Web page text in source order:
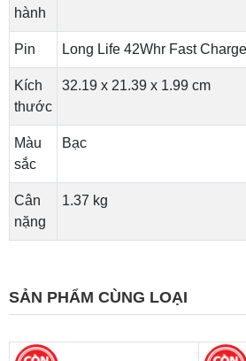
hành
Pin Long Life 42Whr Fast
Kích
thước
32.19 x 21.39 x 1.99 cm
Màu
sắc
Bạc
Cân
nặng
1.37 kg
SẢN PHẨM CÙNG LOẠI